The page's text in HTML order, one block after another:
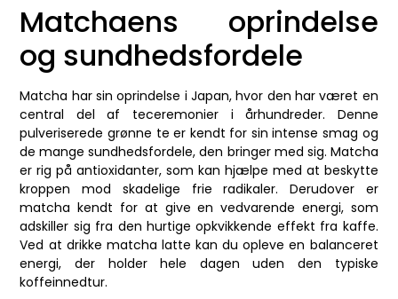
Matchaens oprindelse
og sundhedsfordele
Matcha har sin oprindelse i Japan, hvor den har været en
central del af teceremonier i århundreder. Denne
pulveriserede grønne te er kendt for sin intense smag og
de mange sundhedsfordele, den bringer med sig. Matcha
er rig på antioxidanter, som kan hjælpe med at beskytte
kroppen mod skadelige frie radikaler. Derudover er
matcha kendt for at give en vedvarende energi, som
adskiller sig fra den hurtige opkvikkende effekt fra kaffe.
Ved at drikke matcha latte kan du opleve en balanceret
energi, der holder hele dagen uden den typiske
koffeinnedtur.